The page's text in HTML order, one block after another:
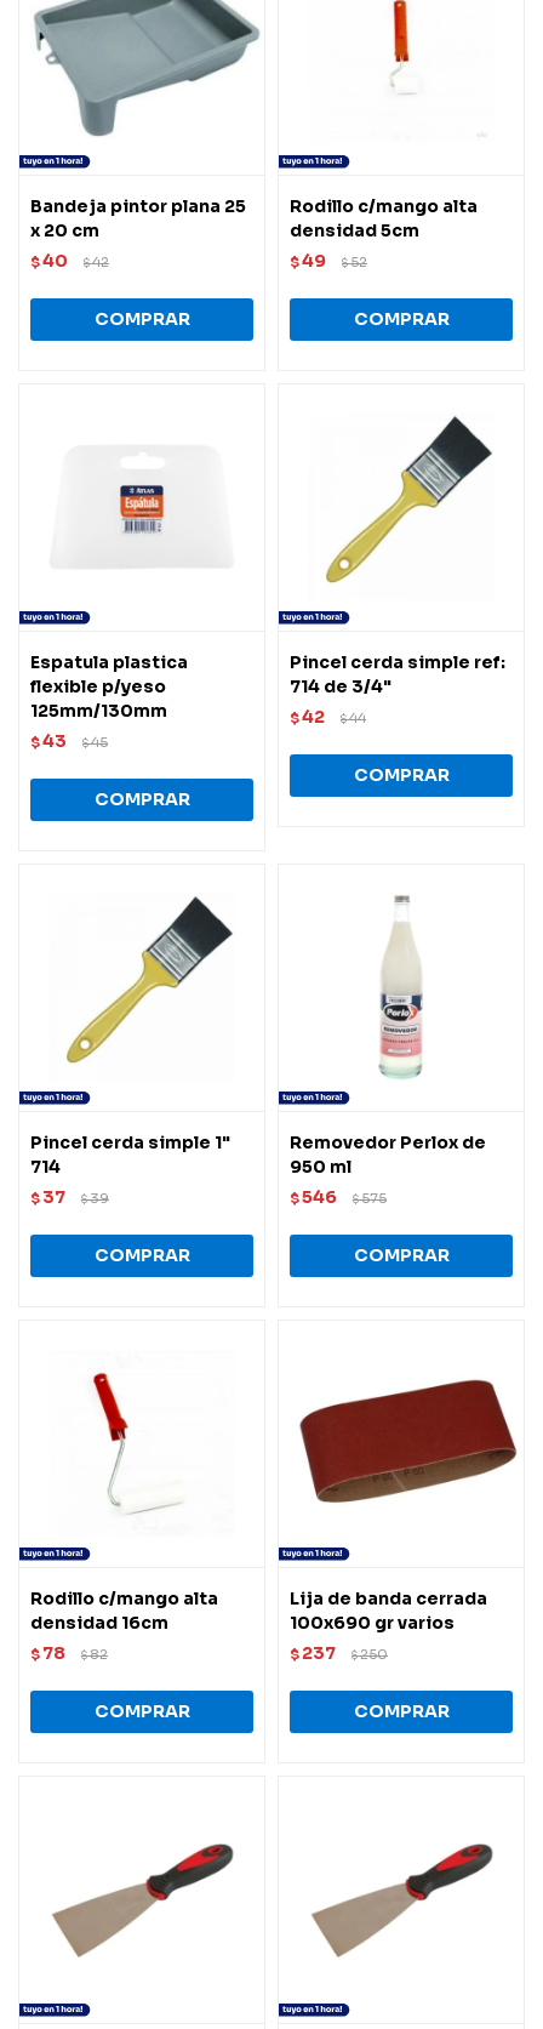
Bandeja pintor plana 25
x 20 cm
$40 $42
Rodillo c/mango alta
densidad 5cm
$49 $52
Espatula plastica
flexible p/yeso
125mm/130mm
$43 $45
Pincel cerda simple ref:
714 de 3/4"
$42 $44
Pincel cerda simple 1"
714
$ 37 $39
Removedor Perlox de
950 ml
$546 $575
Rodillo c/mango alta
densidad 16cm
$ 78 $82
Lija de banda cerrada
100x690 gr varios
$ 237 $250